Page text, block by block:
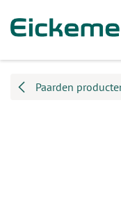
Paarden